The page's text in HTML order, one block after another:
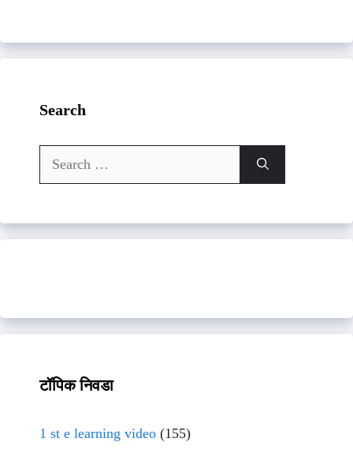
Search
Search
for:
टॉपिक निवडा
1 st e learning video (155)